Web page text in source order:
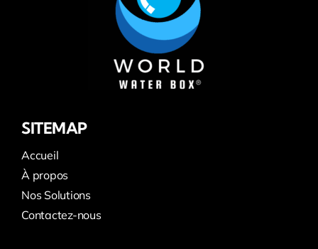
SITEMAP
Accueil
À propos
Nos Solutions
Contactez-nous